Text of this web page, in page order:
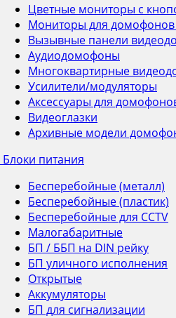
Цветные мониторы с
Мониторы для
Вызывные панели
Аудиодомофоны
Многоквартирные
Усилители/модуляторы
Аксессуары для
Видеоглазки
Архивные модели
Блоки питания
Бесперебойные (металл)
Бесперебойные (пластик)
Бесперебойные для CCTV
Малогабаритные
БП / ББП на DIN рейку
БП уличного исполнения
Открытые
Аккумуляторы
БП для сигнализации